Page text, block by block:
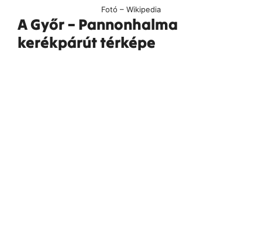
Fotó – Wikipedia
A Győr – Pannonhalma
kerékpárút térképe